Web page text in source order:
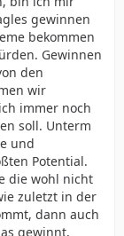
gewinnen
bekommen
Gewinnen
den
wir
immer noch
soll. Unterm
und
Potential.
die wohl nicht
zuletzt in der
dann auch
gewinnt,